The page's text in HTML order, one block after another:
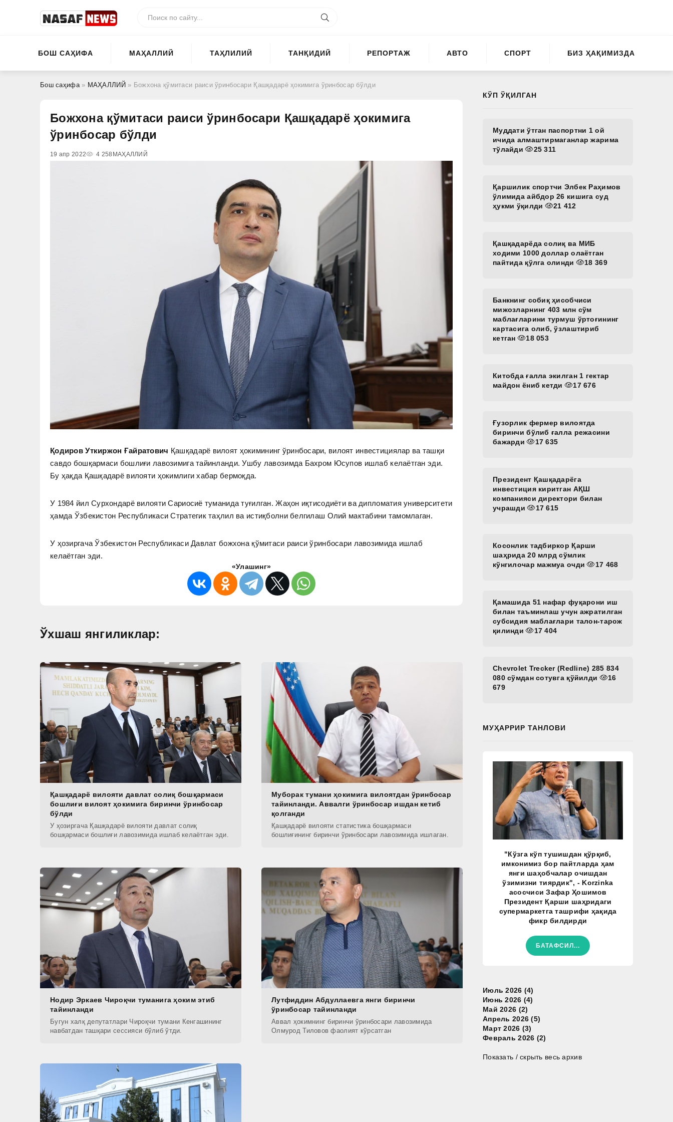
БОШ САҲИФА МАҲАЛЛИЙ ТАҲЛИЛИЙ ТАНҚИДИЙ РЕПОРТАЖ АВТО СПОРТ БИЗ ҲАҚИМИЗДА
Бош саҳифа» МАҲАЛЛИЙ » Божхона қўмитаси раиси ўринбосари Қашқадарё ҳокимига ўринбосар бўлди
Божхона қўмитаси раиси ўринбосари Қашқадарё ҳокимига
ўринбосар бўлди
19 апр 2022 4 258 МАҲАЛЛИЙ
Қодиров Уткиржон Ғайратович Қашқадарё вилоят ҳокимининг ўринбосари, вилоят инвестициялар ва ташқи
савдо бошқармаси бошлиғи лавозимига тайинланди. Ушбу лавозимда Бахром Юсупов ишлаб келаётган эди.
Бу ҳақда Қашқадарё вилояти ҳокимлиги хабар бермоқда.
У 1984 йил Сурхондарё вилояти Сариосиё туманида туғилган. Жаҳон иқтисодиёти ва дипломатия университети
ҳамда Ўзбекистон Республикаси Стратегик таҳлил ва истиқболни белгилаш Олий мактабини тамомлаган.
У ҳозиргача Ўзбекистон Республикаси Давлат божхона қўмитаси раиси ўринбосари лавозимида ишлаб
келаётган эди.
«Улашинг»
Ўхшаш янгиликлар:
Қашқадарё вилояти давлат солиқ бошқармаси
бошлиғи вилоят ҳокимига биринчи ўринбосар
бўлди
У ҳозиргача Қашқадарё вилояти давлат солиқ
бошқармаси бошлиғи лавозимида ишлаб келаётган эди.
Муборак тумани ҳокимига вилоятдан ўринбосар
тайинланди. Аввалги ўринбосар ишдан кетиб
қолганди
Қашқадарё вилояти статистика бошқармаси
бошлиғининг биринчи ўринбосари лавозимида ишлаган.
Нодир Эркаев Чироқчи туманига ҳоким этиб
тайинланди
Бугун халқ депутатлари Чироқчи тумани Кенгашининг
навбатдан ташқари сессияси бўлиб ўтди.
Лутфиддин Абдуллаевга янги биринчи
ўринбосар тайинланди
Аввал ҳокимнинг биринчи ўринбосари лавозимида
Олмурод Тиловов фаолият кўрсатган
КЎП ЎҚИЛГАН
Муддати ўтган паспортни 1 ой
ичида алмаштирмаганлар жарима
тўлайди
25 311
Қаршилик спортчи Элбек Раҳимов
ўлимида айбдор 26 кишига суд
ҳукми ўқилди
21 412
Қашқадарёда солиқ ва МИБ
ходими 1000 доллар олаётган
пайтида қўлга олинди
18 369
Банкнинг собиқ ҳисобчиси
мижозларнинг 403 млн сўм
маблағларини турмуш ўртоғининг
картасига олиб, ўзлаштириб
кетган
18 053
Китобда ғалла экилган 1 гектар
майдон ёниб кетди
17 676
Ғузорлик фермер вилоятда
биринчи бўлиб ғалла режасини
бажарди
17 635
Президент Қашқадарёга
инвестиция киритган АҚШ
компанияси директори билан
учрашди
17 615
Косонлик тадбиркор Қарши
шаҳрида 20 млрд сўмлик
кўнгилочар мажмуа очди
17 468
Қамашида 51 нафар фуқарони иш
билан таъминлаш учун ажратилган
субсидия маблағлари талон-тарож
қилинди
17 404
Chevrolet Trecker (Redline) 285 834
080 сўмдан сотувга қўйилди
16
679
МУҲАРРИР ТАНЛОВИ
"Кўзга кўп тушишдан қўрқиб,
имконимиз бор пайтларда ҳам
янги шаҳобчалар очишдан
ўзимизни тиярдик", - Korzinka
асосчиси Зафар Ҳошимов
Президент Қарши шаҳридаги
супермаркетга ташрифи ҳақида
фикр билдирди
БАТАФСИЛ...
Июль 2026 (4)
Июнь 2026 (4)
Май 2026 (2)
Апрель 2026 (5)
Март 2026 (3)
Февраль 2026 (2)
Показать / скрыть весь архив